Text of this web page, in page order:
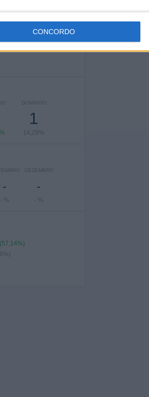
CONCORDO
DOMINGO
1
14,29%
-
- %
DEZEMBRO
-
- %